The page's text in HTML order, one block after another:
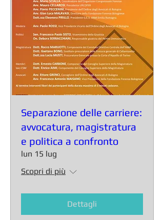
Separazione delle carriere:
avvocatura, magistratura
e politica a confronto
lun 15 lug
Scopri di più